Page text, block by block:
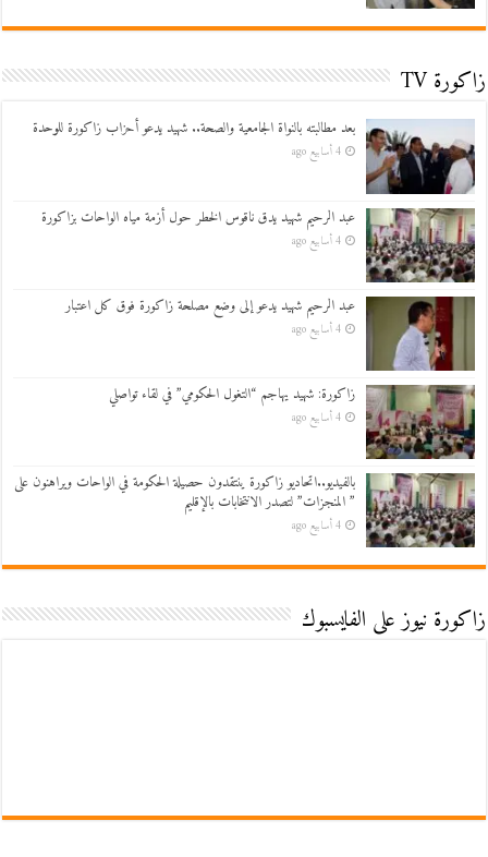
زاكورة TV
بعد مطالبته بالنواة الجامعية والصحة.. شهيد يدعو أحزاب زاكورة للوحدة
4 أسابيع ago
عبد الرحيم شهيد يدق ناقوس الخطر حول أزمة مياه الواحات بزاكورة
4 أسابيع ago
عبد الرحيم شهيد يدعو إلى وضع مصلحة زاكورة فوق كل اعتبار
4 أسابيع ago
زاكورة: شهيد يهاجم “التغول الحكومي” في لقاء تواصلي
4 أسابيع ago
بالفيديو..اتحاديو زاكورة ينتقدون حصيلة الحكومة في الواحات ويراهنون على
” المنجزات” لتصدر الانتخابات بالإقليم
4 أسابيع ago
زاكورة نيوز على الفايسبوك